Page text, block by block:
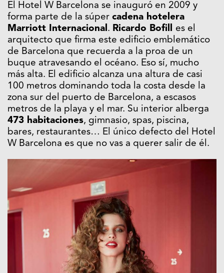
El Hotel W Barcelona se inauguró en 2009 y
forma parte de la súper cadena hotelera
Marriott Internacional. Ricardo Bofill es el
arquitecto que firma este edificio emblemático
de Barcelona que recuerda a la proa de un
buque atravesando el océano. Eso sí, mucho
más alta. El edificio alcanza una altura de casi
100 metros dominando toda la costa desde la
zona sur del puerto de Barcelona, a escasos
metros de la playa y el mar. Su interior alberga
473 habitaciones, gimnasio, spas, piscina,
bares, restaurantes… El único defecto del Hotel
W Barcelona es que no vas a querer salir de él.